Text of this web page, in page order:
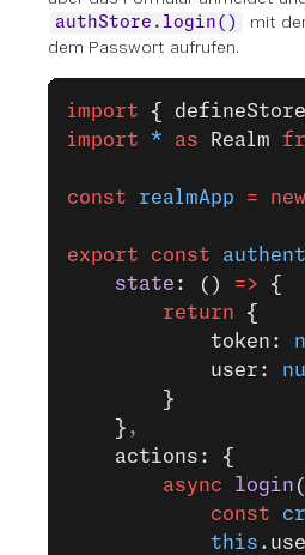
authStore.login()
mit
dem Passwort aufrufen.
import {
import * as Realm
const realmApp = new
export const
    state
: () => {
        return
{
            token:
            user:
        }
    }
,
    actions: {
        async
login (
            const
            this